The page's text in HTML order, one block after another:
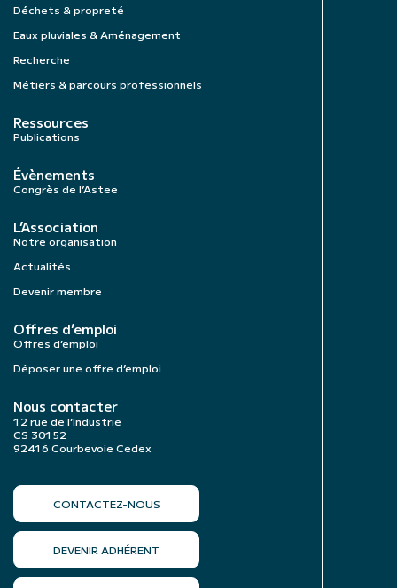
Déchets & propreté
Eaux pluviales & Aménagement
Recherche
Métiers & parcours professionnels
Ressources
Publications
Évènements
Congrès de l’Astee
L’Association
Notre organisation
Actualités
Devenir membre
Offres d’emploi
Offres d’emploi
Déposer une offre d’emploi
Nous contacter
12 rue de l’Industrie
CS 30152
92416 Courbevoie Cedex
CONTACTEZ-NOUS
DEVENIR ADHÉRENT